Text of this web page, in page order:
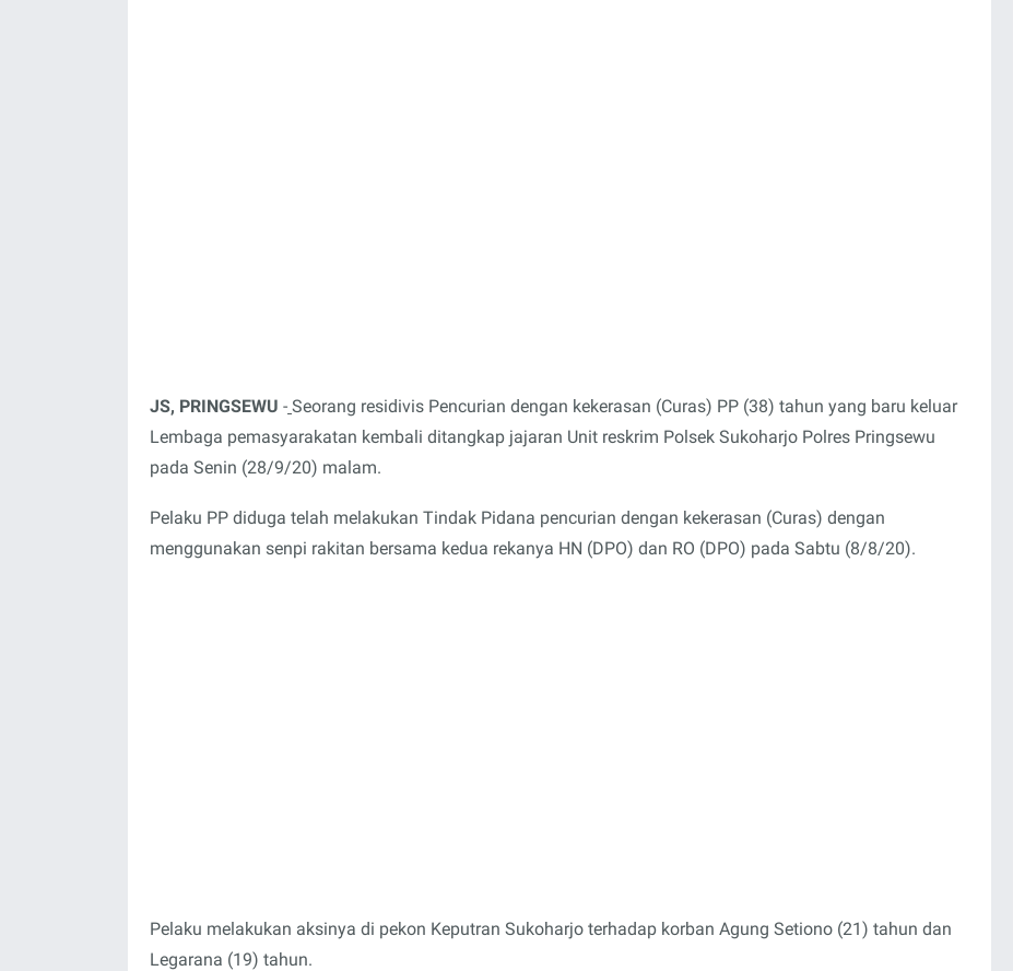
JS, PRINGSEWU - Seorang residivis Pencurian dengan kekerasan (Curas) PP (38) tahun yang baru keluar
Lembaga pemasyarakatan kembali ditangkap jajaran Unit reskrim Polsek Sukoharjo Polres Pringsewu
pada Senin (28/9/20) malam.
Pelaku PP diduga telah melakukan Tindak Pidana pencurian dengan kekerasan (Curas) dengan
menggunakan senpi rakitan bersama kedua rekanya HN (DPO) dan RO (DPO) pada Sabtu (8/8/20).
Pelaku melakukan aksinya di pekon Keputran Sukoharjo terhadap korban Agung Setiono (21) tahun dan
Legarana (19) tahun.